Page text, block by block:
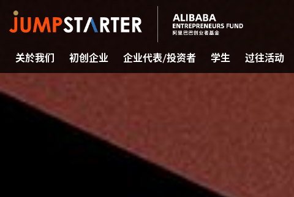
关於我们 初创企业 企业代表/投资者 学生 过往活动